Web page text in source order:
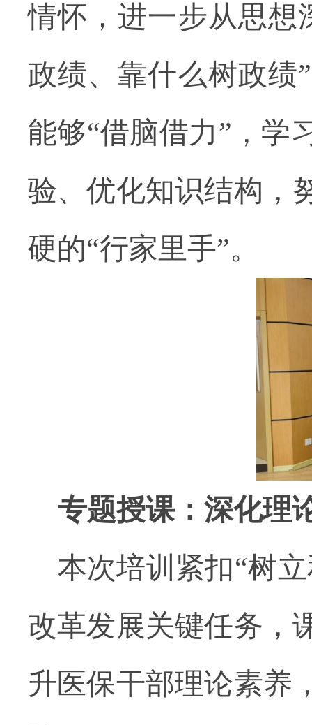
情怀，进一步从思想
政绩、靠什么树政绩
能够“借脑借力”，学
验、优化知识结构，
硬的“行家里手”。
专题授课：深化理
本次培训紧扣“树
改革发展关键任务，
升医保干部理论素养